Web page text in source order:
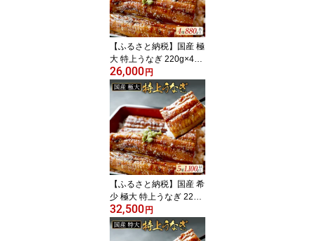
【ふるさと納税】国産 極
大 特上うなぎ 220g×4尾
【発送時期が選べる】（
ふるさと納税 うなぎ 国
産 うなぎ 美味しい 鰻 ウ
ナギ 蒲焼き 蒲焼 かばや
き 魚 魚介 魚貝 海鮮 うな
重 ひつまぶし 蒲焼 訳あ
り ギフト 人気 おすすめ
北海道 別海町 ふるさと
納税 ）
26,000 円
【ふるさと納税】国産 希
少 極大 特上うなぎ 220g
×5尾【発送時期が選べ
る】（ ふるさと納税 う
なぎ 国産 うなぎ 鰻 美味
32,500 円